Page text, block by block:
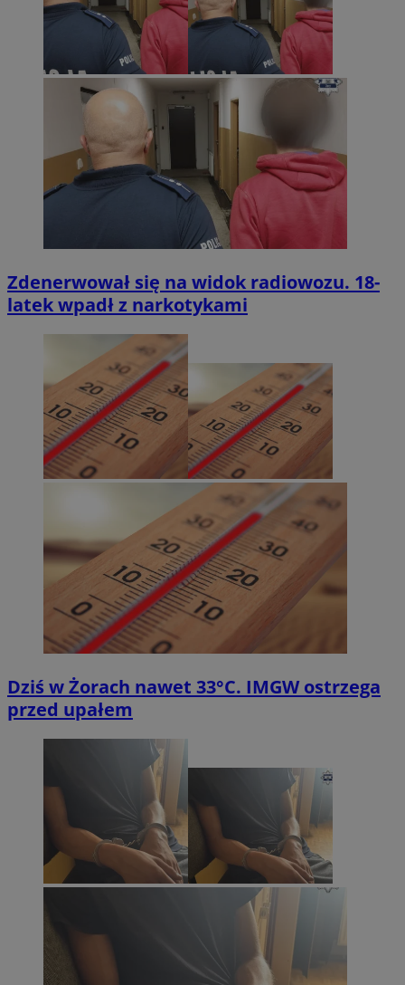
Zdenerwował się na widok radiowozu. 18-
latek wpadł z narkotykami
Dziś w Żorach nawet 33°C. IMGW ostrzega
przed upałem